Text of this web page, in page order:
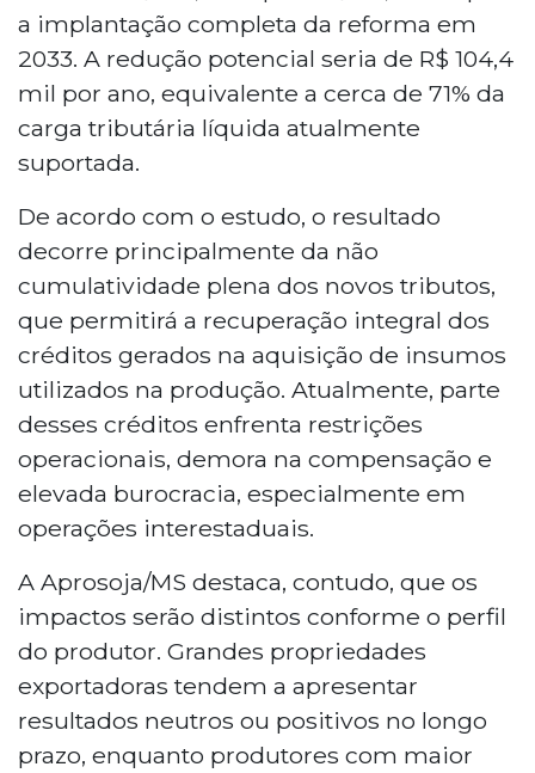
a implantação completa da reforma em
2033. A redução potencial seria de R$ 104,4
mil por ano, equivalente a cerca de 71% da
carga tributária líquida atualmente
suportada.
De acordo com o estudo, o resultado
decorre principalmente da não
cumulatividade plena dos novos tributos,
que permitirá a recuperação integral dos
créditos gerados na aquisição de insumos
utilizados na produção. Atualmente, parte
desses créditos enfrenta restrições
operacionais, demora na compensação e
elevada burocracia, especialmente em
operações interestaduais.
A Aprosoja/MS destaca, contudo, que os
impactos serão distintos conforme o perfil
do produtor. Grandes propriedades
exportadoras tendem a apresentar
resultados neutros ou positivos no longo
prazo, enquanto produtores com maior